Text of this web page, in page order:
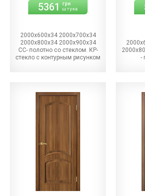
5361 грн
штука
2000х600х34 2000х700х34
2000х800х34 2000х900х34
СС- полотно со стеклом. КР-
стекло с контурным рисунком
-